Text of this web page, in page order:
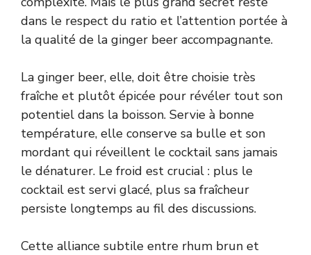
dans le respect du ratio et l’attention portée à
la qualité de la ginger beer accompagnante.
La ginger beer, elle, doit être choisie très
fraîche et plutôt épicée pour révéler tout son
potentiel dans la boisson. Servie à bonne
température, elle conserve sa bulle et son
mordant qui réveillent le cocktail sans jamais
le dénaturer. Le froid est crucial : plus le
cocktail est servi glacé, plus sa fraîcheur
persiste longtemps au fil des discussions.
Cette alliance subtile entre rhum brun et